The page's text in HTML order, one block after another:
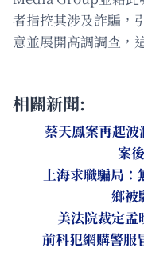
者指控其涉及詐騙，
意並展開高調調查，
相關新聞:
蔡天鳳案再起
案
上海求職騙局
鄉被
美法院裁定
前科犯網購警服